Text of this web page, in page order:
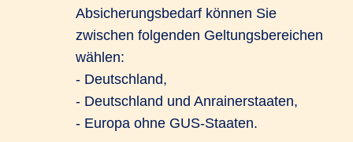
Absicherungsbedarf können Sie
zwischen folgenden Geltungsbereichen
wählen:
- Deutschland,
- Deutschland und Anrainerstaaten,
- Europa ohne GUS-Staaten.